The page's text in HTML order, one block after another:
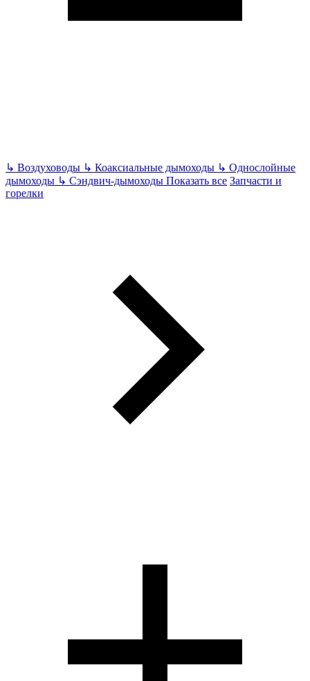
↳ Воздуховоды ↳ Коаксиальные дымоходы ↳ Однослойные
дымоходы ↳ Сэндвич-дымоходы Показать все Запчасти и
горелки